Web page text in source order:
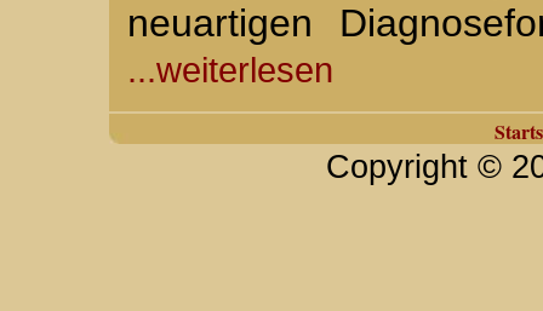
neuartigen
...weiterlesen
Copyright ©